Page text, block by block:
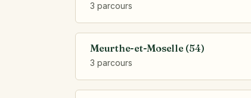
3 parcours
Meurthe-et-Moselle (54)
3 parcours